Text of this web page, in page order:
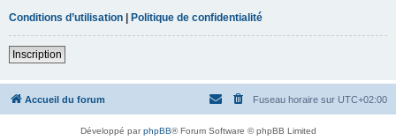
Conditions d’utilisation | Politique de confidentialité
Inscription
Accueil du forum Fuseau horaire sur UTC+02:00
Développé parphpBB® Forum Software © phpBB Limited